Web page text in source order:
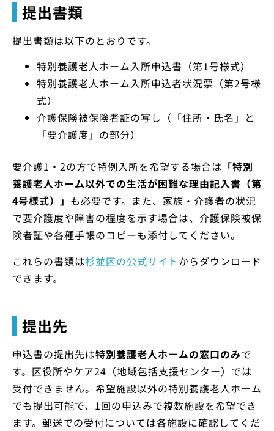
提出書類
提出書類は以下のとおりです。
特別養護老人ホーム入所申込書（第1号様式）
特別養護老人ホーム入所申込者状況票（第2号様
式）
介護保険被保険者証の写し（「住所・氏名」と
「要介護度」の部分）
要介護1・2の方で特例入所を希望する場合は 「特別
養護老人ホーム以外での生活が困難な理由記入書（第
4号様式）」 も必要です。また、家族・介護者の状況
で要介護度や障害の程度を示す場合は、介護保険被保
険者証や各種手帳のコピーも添付してください。
これらの書類は杉並区の公式サイトからダウンロード
できます。
提出先
申込書の提出先は特別養護老人ホームの窓口のみで
す。区役所やケア24（地域包括支援センター）では
受付できません。希望施設以外の特別養護老人ホーム
でも提出可能で、1回の申込みで複数施設を希望でき
ます。郵送での受付については各施設に確認してくだ